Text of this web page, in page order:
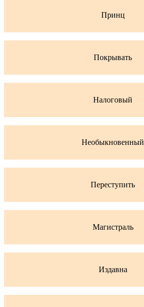
Принц
Покрывать
Налоговый
Необыкновенный
Переступить
Магистраль
Издавна